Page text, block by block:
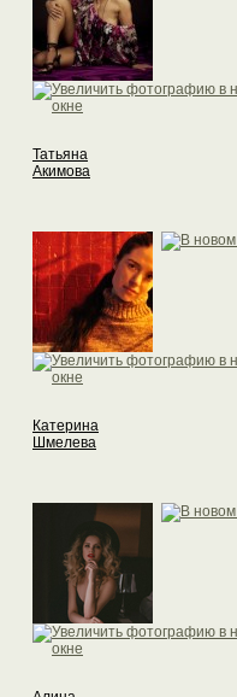
Татьяна
Акимова
Катерина
Шмелева